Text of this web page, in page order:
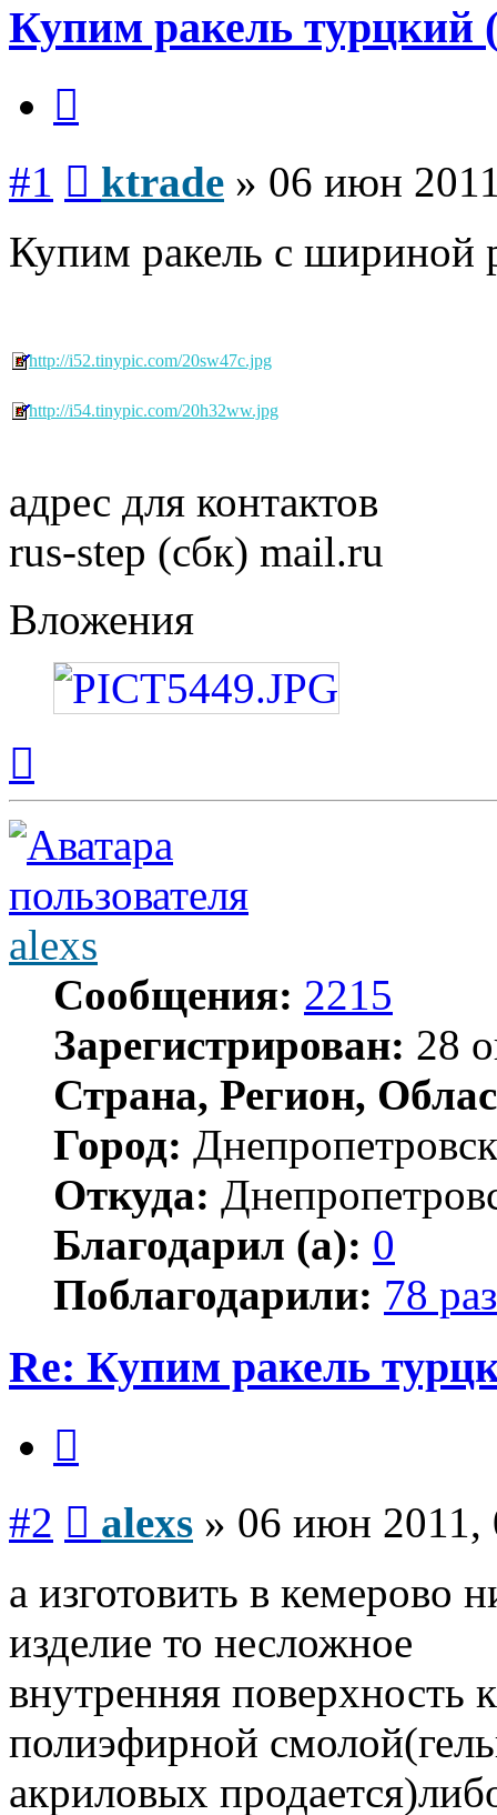
Купим ракель турцкий
#1 ktrade » 06 июн
Купим ракель с шириной
http://i52.tinypic.com/20sw47c.jpg
http://i54.tinypic.com/20h32ww.jpg
адрес для контактов
rus-step (сбк) mail.ru
Вложения
началу
alexs
Сообщения: 2215
Зарегистрирован: 28
Страна, Регион,
Город: Днепропетровск
Откуда:
Благодарил (а): 0
Поблагодарили: 78 раз
Re: Купим ракель
#2 alexs » 06 июн 2011,
а изготовить в кемерово
изделие то несложное
внутренняя поверхность
полиэфирной
акриловых